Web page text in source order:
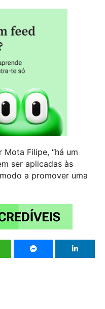
Mota Filipe, “há um
ser aplicadas às
a promover uma